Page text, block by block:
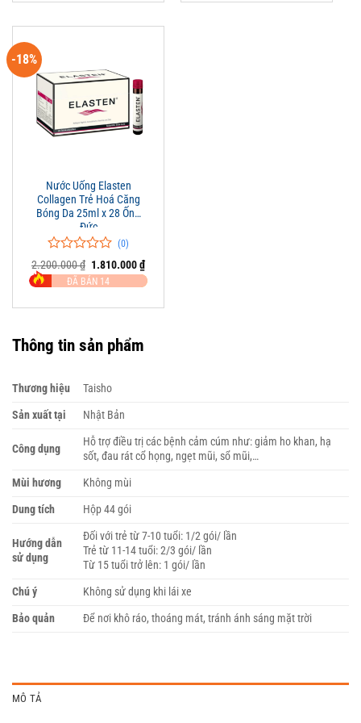
-18%
Nước Uống Elasten
Collagen Trẻ Hoá Căng
Bóng Da 25ml x 28 Ống
Đức
0
trên
5
0
(0)
2.200.000₫ Giá
gốc
là:
1.810.000₫Giá
hiện
tại
1.810.000 ₫.
ĐÃ BÁN 14
Thông tin sản phẩm
Thương hiệu
Taisho
Sản xuất tại
Nhật Bản
Công dụng
Hỗ trợ điều trị các bệnh cảm cúm như: giảm ho khan, hạ
sốt, đau rát cổ họng, ngẹt mũi, sổ mũi,…
Mùi hương
Không mùi
Dung tích
Hộp 44 gói
Hướng dẫn
sử dụng
Đối với trẻ từ 7-10 tuổi: 1/2 gói/ lần
Trẻ từ 11-14 tuổi: 2/3 gói/ lần
Từ 15 tuổi trở lên: 1 gói/ lần
Chú ý
Không sử dụng khi lái xe
Bảo quản
Để nơi khô ráo, thoáng mát, tránh ánh sáng mặt trời
MÔ TẢ